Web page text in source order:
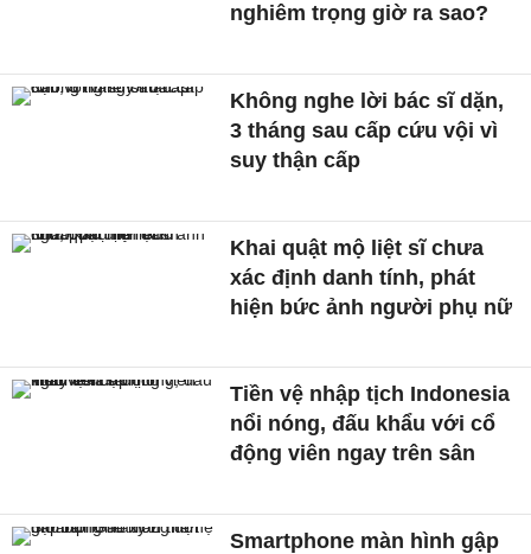
nghiêm trọng giờ ra sao?
Không nghe lời bác sĩ dặn,
3 tháng sau cấp cứu vội vì
suy thận cấp
Khai quật mộ liệt sĩ chưa
xác định danh tính, phát
hiện bức ảnh người phụ nữ
Tiền vệ nhập tịch Indonesia
nổi nóng, đấu khẩu với cổ
động viên ngay trên sân
Smartphone màn hình gập